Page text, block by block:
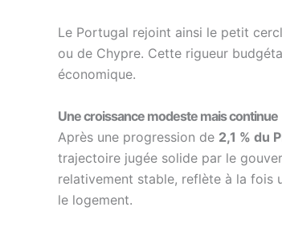
Le Portugal rejoint ainsi le petit
ou de Chypre. Cette rigueur
économique.
Une croissance modeste mais continue
Après une progression de 2,1 % du
trajectoire jugée solide par le
relativement stable, reflète à la fois
le logement.